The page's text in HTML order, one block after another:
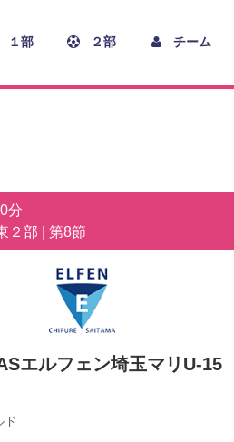
１部 ２部 チーム
分
２部
| 第8節
エルフェン埼玉マリU-15
ド